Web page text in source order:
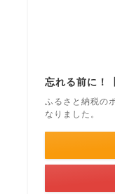
忘れる前に！
ふるさと納税の
なりました。